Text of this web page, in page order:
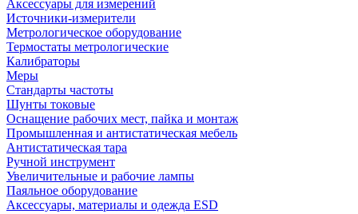
Аксессуары для измерений
Источники-измерители
Метрологическое оборудование
Термостаты метрологические
Калибраторы
Меры
Стандарты частоты
Шунты токовые
Оснащение рабочих мест, пайка и монтаж
Промышленная и антистатическая мебель
Антистатическая тара
Ручной инструмент
Увеличительные и рабочие лампы
Паяльное оборудование
Аксессуары, материалы и одежда ESD